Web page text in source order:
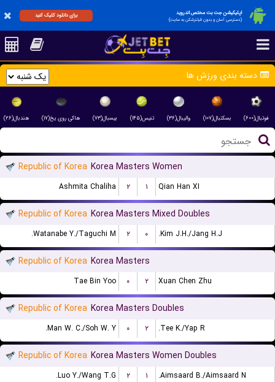
اپلیکیشن جت بت مختص اندروید
(دسترسی آسان و بدون فیلترشکن به سایت)
برای دانلود کلیک کنید
دسته بندی ورزش ها
فوتبال(۶۰۰) بسکتبال(۱۰۷) والیبال(۳۶) تنیس(۱۴۵) بیسبال(۷۳) هاکی روی یخ(۱۷) هندبال(۲۶)
Republic of Korea Korea Masters Women
Ashmita Chaliha ۲ ۱ Qian Han XI
Republic of Korea Korea Masters Mixed Doubles
Watanabe Y./Taguchi M. ۲ ۰ Kim J.H./Jang H.J.
Republic of Korea Korea Masters
Tae Bin Yoo ۰ ۲ Xuan Chen Zhu
Republic of Korea Korea Masters Doubles
Man W. C./Soh W. Y. ۰ ۲ Tee K./Yap R.
Republic of Korea Korea Masters Women Doubles
Luo Y./Wang T.G. ۲ ۱ Aimsaard B./Aimsaard N.